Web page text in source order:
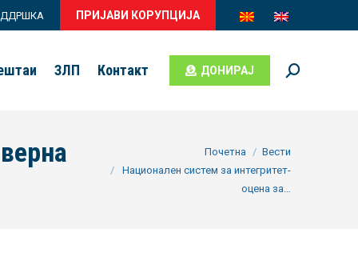
ПРИЈАВИ КОРУПЦИЈА
ЗЛП Контакт ДОНИРАЈ Search:
Почетна
Вести
Национален систем за интегритет-
оцена за…